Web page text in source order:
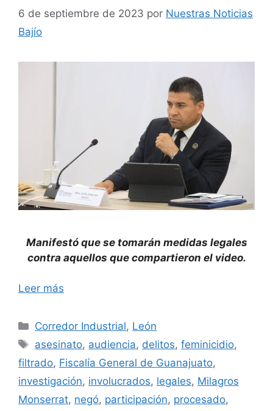
6 de septiembre de 2023 por Nuestras Noticias
Bajío
Manifestó que se tomarán medidas legales
contra aquellos que compartieron el video.
Leer más
Categorías
Corredor Industrial, León
Etiquetas
asesinato, audiencia, delitos,feminicidio,
filtrado, Fiscalía General de Guanajuato,
investigación, involucrados, legales, Milagros
Monserrat, negó, participación, procesado,